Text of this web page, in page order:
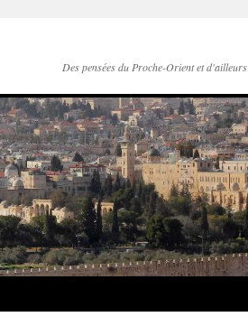
Des pensées du Proche-Orient et d'ailleurs